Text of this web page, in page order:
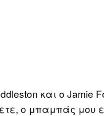
και ο
ο μπαμπάς μου